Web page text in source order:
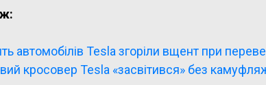
автомобілів Tesla згоріли вщент при
кросовер Tesla «засвітився» без